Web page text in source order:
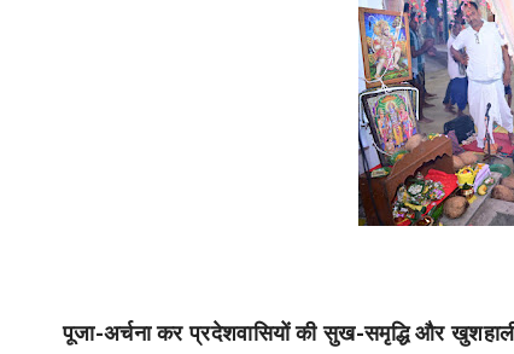
पूजा-अर्चना कर प्रदेशवासियों की सुख-समृद्धि और